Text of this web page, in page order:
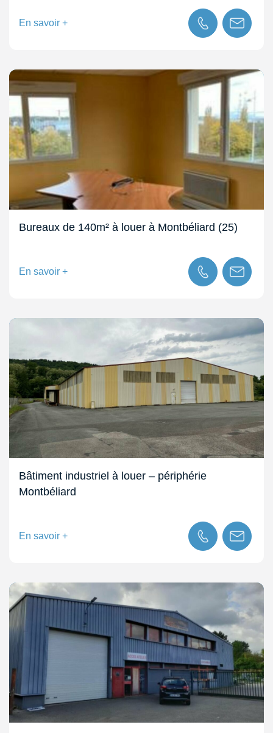
En savoir +
Bureaux de 140m² à louer à Montbéliard (25)
En savoir +
Bâtiment industriel à louer – périphérie
Montbéliard
En savoir +